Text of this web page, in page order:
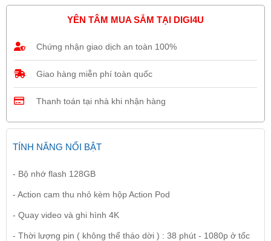
YÊN TÂM MUA SẮM TẠI DIGI4U
Chứng nhận giao dịch an toàn 100%
Giao hàng miễn phí toàn quốc
Thanh toán tại nhà khi nhận hàng
TÍNH NĂNG NỔI BẬT
- Bộ nhớ flash 128GB
- Action cam thu nhỏ kèm hộp Action Pod
- Quay video và ghi hình 4K
- Thời lượng pin ( không thể tháo dời ) : 38 phút - 1080p ở tốc